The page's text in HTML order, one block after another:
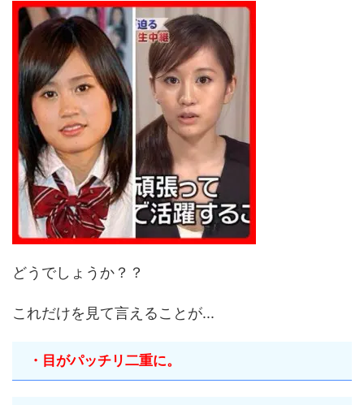
どうでしょうか？？
これだけを見て言えることが...
・目がパッチリ二重に。